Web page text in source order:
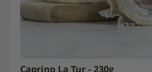
Caprino La Tur - 230g